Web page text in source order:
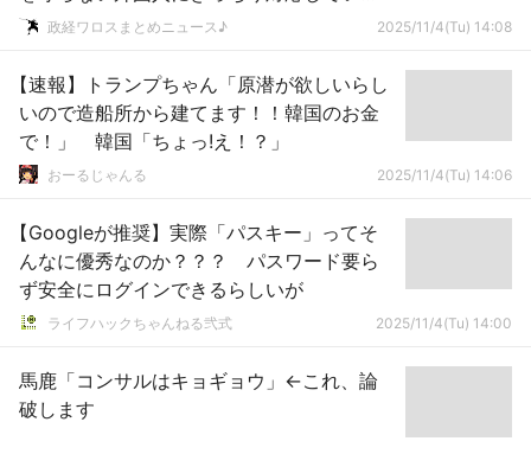
く！」ｗｗｗｗｗｗｗｗｗｗｗｗｗ
政経ワロスまとめニュース♪ 2025/11/4(Tu) 14:08
【速報】トランプちゃん「原潜が欲しいらし
いので造船所から建てます！！韓国のお金
で！」 韓国「ちょっ!え！？」
おーるじゃんる 2025/11/4(Tu) 14:06
【Googleが推奨】実際「パスキー」ってそ
んなに優秀なのか？？？ パスワード要ら
ず安全にログインできるらしいが
ライフハックちゃんねる弐式 2025/11/4(Tu) 14:00
馬鹿「コンサルはキョギョウ」←これ、論
破します